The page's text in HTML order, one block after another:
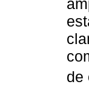
de